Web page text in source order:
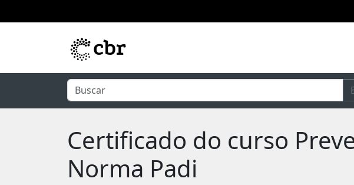
Certificado do curso
Norma Padi